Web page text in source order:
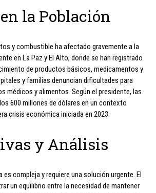
la Población
y combustible ha afectado gravemente a la
en La Paz y El Alto, donde se han registrado
de productos básicos, medicamentos y
y familias denuncian dificultades para
médicos y alimentos. Según el presidente, las
600 millones de dólares en un contexto
crisis económica iniciada en 2023.
y Análisis
es compleja y requiere una solución urgente. El
un equilibrio entre la necesidad de mantener